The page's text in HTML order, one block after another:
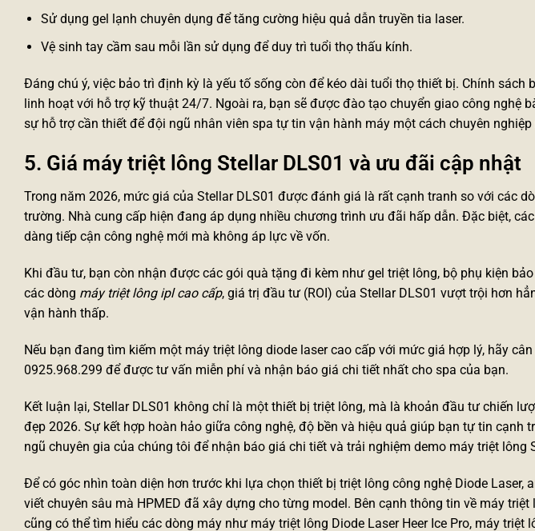
Sử dụng gel lạnh chuyên dụng để tăng cường hiệu quả dẫn truyền tia laser.
Vệ sinh tay cầm sau mỗi lần sử dụng để duy trì tuổi thọ thấu kính.
Đáng chú ý, việc bảo trì định kỳ là yếu tố sống còn để kéo dài tuổi thọ thiết bị. Chính sách
linh hoạt với hỗ trợ kỹ thuật 24/7. Ngoài ra, bạn sẽ được đào tạo chuyển giao công nghệ
sự hỗ trợ cần thiết để đội ngũ nhân viên spa tự tin vận hành máy một cách chuyên nghiệp
5. Giá máy triệt lông Stellar DLS01 và ưu đãi cập nhật
Trong năm 2026, mức giá của Stellar DLS01 được đánh giá là rất cạnh tranh so với các
trường. Nhà cung cấp hiện đang áp dụng nhiều chương trình ưu đãi hấp dẫn. Đặc biệt,
dàng tiếp cận công nghệ mới mà không áp lực về vốn.
Khi đầu tư, bạn còn nhận được các gói quà tặng đi kèm như gel triệt lông, bộ phụ kiện
các dòng máy triệt lông iplcao cấp, giá trị đầu tư (ROI) của Stellar DLS01 vượt trội hơn
vận hành thấp.
Nếu bạn đang tìm kiếm một máy triệt lông diode laser cao cấp với mức giá hợp lý, hãy
0925.968.299 để được tư vấn miễn phí và nhận báo giá chi tiết nhất cho spa của bạn.
Kết luận lại, Stellar DLS01 không chỉ là một thiết bị triệt lông, mà là khoản đầu tư chiến
đẹp 2026. Sự kết hợp hoàn hảo giữa công nghệ, độ bền và hiệu quả giúp bạn tự tin cạnh
ngũ chuyên gia của chúng tôi để nhận báo giá chi tiết và trải nghiệm demo máy triệt lông
Để có góc nhìn toàn diện hơn trước khi lựa chọn thiết bị triệt lông công nghệ Diode Laser,
viết chuyên sâu mà HPMED đã xây dựng cho từng model. Bên cạnh thông tin về máy triệt
cũng có thể tìm hiểu các dòng máy như máy triệt lông Diode Laser Heer Ice Pro, máy triệt